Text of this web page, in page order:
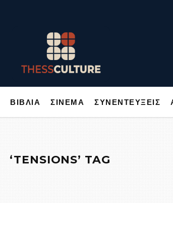
ΒΙΒΛΙΑ ΣΙΝΕΜΑ ΣΥΝΕΝΤΕΥΞΕΙΣ
‘TENSIONS’ TAG